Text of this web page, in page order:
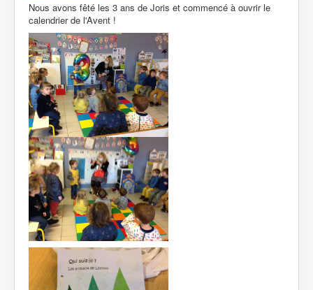
Nous avons fêté les 3 ans de Joris et commencé à ouvrir le
calendrier de l'Avent !